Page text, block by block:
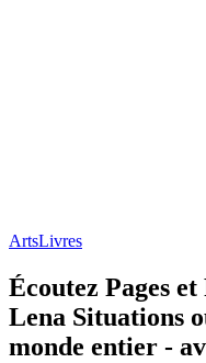
ArtsLivres
Écoutez Pages
Lena Situations
monde entier -